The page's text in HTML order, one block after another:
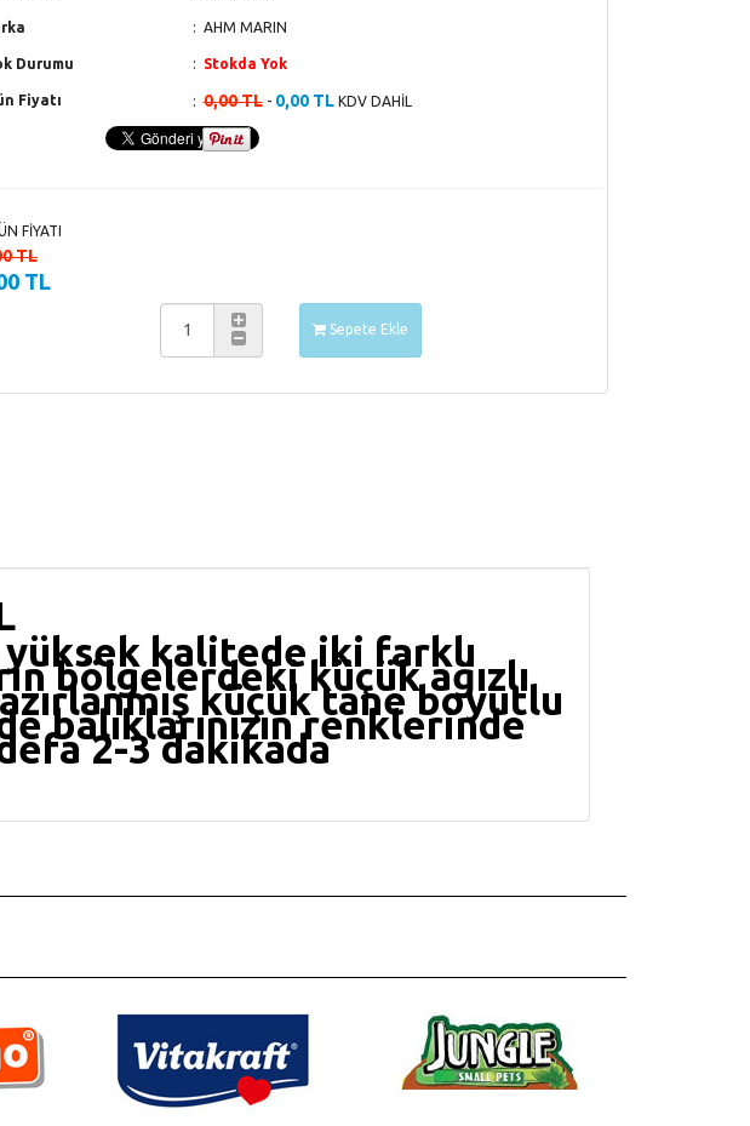
AHM MARIN
Durumu Stokda Yok
Fiyatı 0,00 TL- 0,00 TLKDV DAHİL
FİYATI
TL
TL
Sepete Ekle
kalitede iki farklı
bölgelerdeki küçük ağızlı
küçük tane boyutlu
balıklarınızın renklerinde
2-3 dakikada